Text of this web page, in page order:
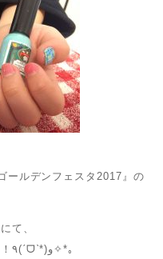
ールデンフェスタ2017』の
て、
『こだわりバザール』が開かれます！٩(ˊᗜˋ*)و✧*｡